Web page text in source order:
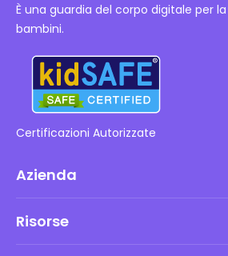
È una guardia del corpo digitale per
bambini.
Certificazioni Autorizzate
Azienda
Risorse